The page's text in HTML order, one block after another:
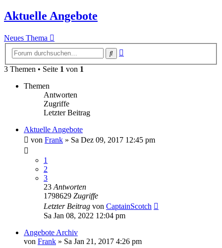
Aktuelle Angebote
Neues Thema
Suche
3 Themen • Seite 1 von 1
Themen
Antworten
Zugriffe
Letzter Beitrag
Aktuelle Angebote
von Frank » Sa Dez 09, 2017 12:45 pm
1
2
3
23 Antworten
1798629 Zugriffe
Letzter Beitrag von CaptainScotch
Sa Jan 08, 2022 12:04 pm
Angebote Archiv
von Frank » Sa Jan 21, 2017 4:26 pm